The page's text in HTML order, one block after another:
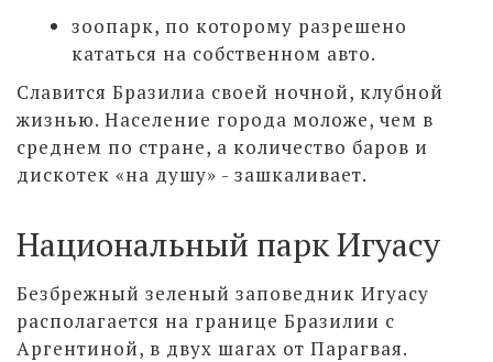
зоопарк, по которому разрешено
кататься на собственном авто.
Славится Бразилиа своей ночной, клубной
жизнью. Население города моложе, чем в
среднем по стране, а количество баров и
дискотек «на душу» - зашкаливает.
Национальный парк Игуасу
Безбрежный зеленый заповедник Игуасу
располагается на границе Бразилии с
Аргентиной, в двух шагах от Парагвая.